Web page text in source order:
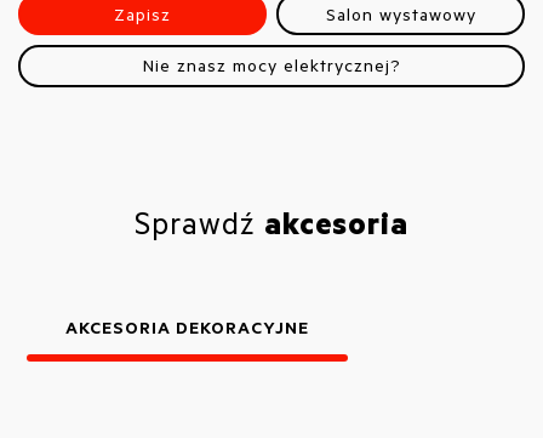
Zapisz Salon wystawowy
Nie znasz mocy elektrycznej?
Sprawdź akcesoria
AKCESORIA DEKORACYJNE